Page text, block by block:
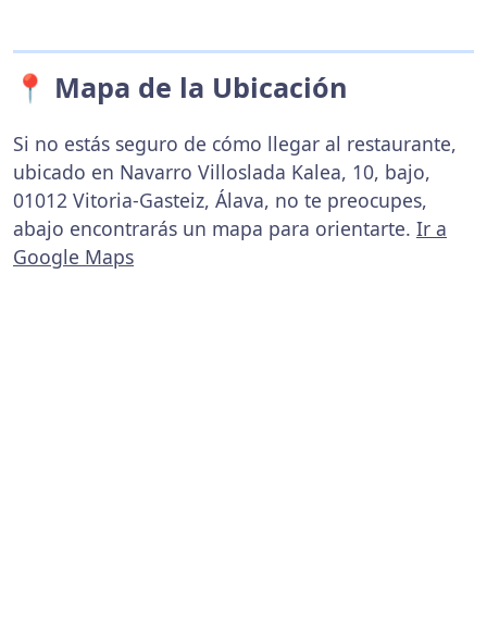
📍 Mapa de la Ubicación
Si no estás seguro de cómo llegar al restaurante,
ubicado en Navarro Villoslada Kalea, 10, bajo,
01012 Vitoria-Gasteiz, Álava, no te preocupes,
abajo encontrarás un mapa para orientarte. Ir a
Google Maps